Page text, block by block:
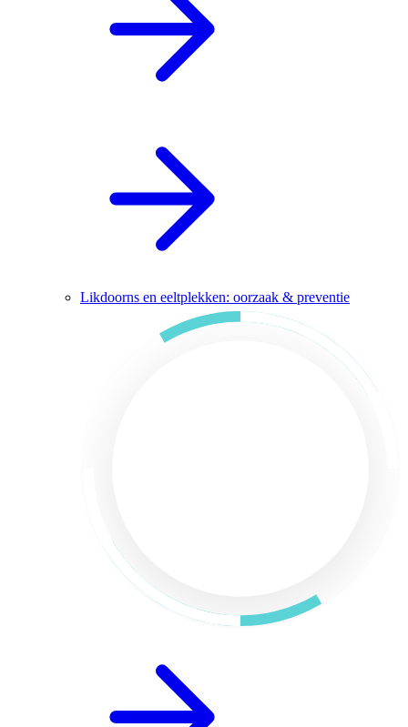
Likdoorns en eeltplekken: oorzaak & preventie